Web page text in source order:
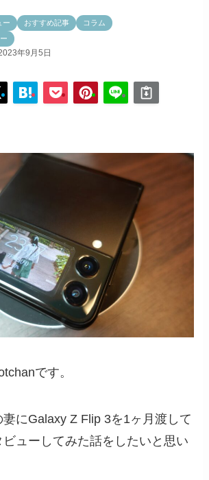
ー おすすめ記事
コラム
年9月5日
です。
にGalaxy Z Flip 3を1ヶ月渡して
ューしてみた話をしたいと思い